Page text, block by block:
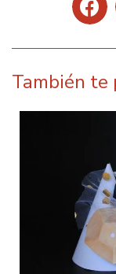
También te